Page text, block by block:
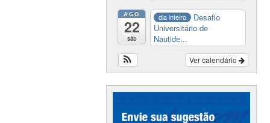
AGO
22
sáb
dia inteiro
Desafio
Universitário de
Nautide...
Ver calendário